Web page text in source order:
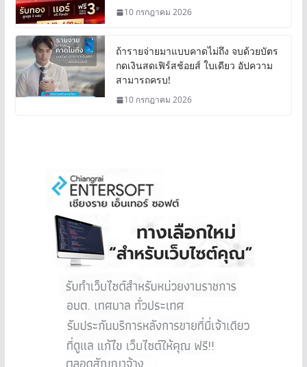
10 กรกฎาคม 2026
ถ้ารายจ่ายมาแบบคาดไม่ถึง จบด้วยบัตร
กดเงินสดเฟิร์สช้อยส์ ใบเดียว อัปความ
สามารถครบ!
10 กรกฎาคม 2026